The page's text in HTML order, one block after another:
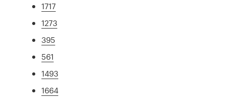
1717
1273
395
561
1493
1664